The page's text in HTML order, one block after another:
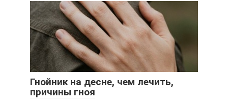
Гнойник на десне, чем лечить,
причины гноя